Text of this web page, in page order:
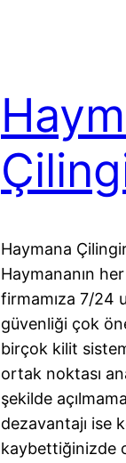
Haymana
Haymananın
firmamıza 7/24
güvenliği çok
birçok kilit
ortak noktası
şekilde
dezavantajı ise
kaybettiğinizde